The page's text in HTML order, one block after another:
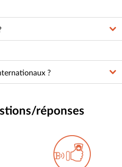
?
réponses